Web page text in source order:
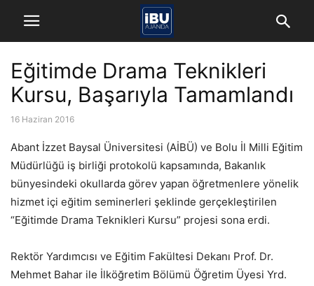
Eğitimde Drama Teknikleri
Kursu, Başarıyla Tamamlandı
16 Haziran 2016
Abant İzzet Baysal Üniversitesi (AİBÜ) ve Bolu İl Milli Eğitim
Müdürlüğü iş birliği protokolü kapsamında, Bakanlık
bünyesindeki okullarda görev yapan öğretmenlere yönelik
hizmet içi eğitim seminerleri şeklinde gerçekleştirilen
“Eğitimde Drama Teknikleri Kursu” projesi sona erdi.
Rektör Yardımcısı ve Eğitim Fakültesi Dekanı Prof. Dr.
Mehmet Bahar ile İlköğretim Bölümü Öğretim Üyesi Yrd.